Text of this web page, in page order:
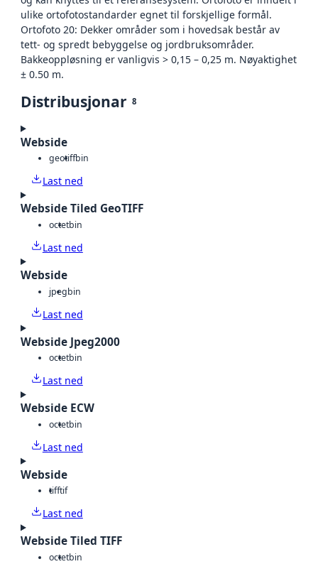
ulike ortofotostandarder egnet til forskjellige formål.
Ortofoto 20: Dekker områder som i hovedsak består av
tett- og spredt bebyggelse og jordbruksområder.
Bakkeoppløsning er vanligvis > 0,15 – 0,25 m. Nøyaktighet
± 0.50 m.
Distribusjonar 8
Webside
geotiffbin
Last ned
Webside Tiled GeoTIFF
octetbin
Last ned
Webside
jpegbin
Last ned
Webside Jpeg2000
octetbin
Last ned
Webside ECW
octetbin
Last ned
Webside
tifftif
Last ned
Webside Tiled TIFF
octetbin